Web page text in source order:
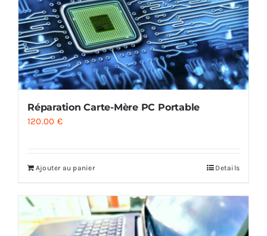
PROMOTION
Réparation Carte-Mère PC Portable
120.00 €
Ajouter au panier Details